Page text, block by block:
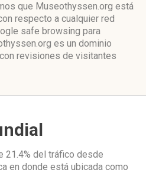
que Museothyssen.org está
respecto a cualquier red
safe browsing para
es un dominio
revisiones de visitantes
21.4% del tráfico desde
en donde está ubicada como